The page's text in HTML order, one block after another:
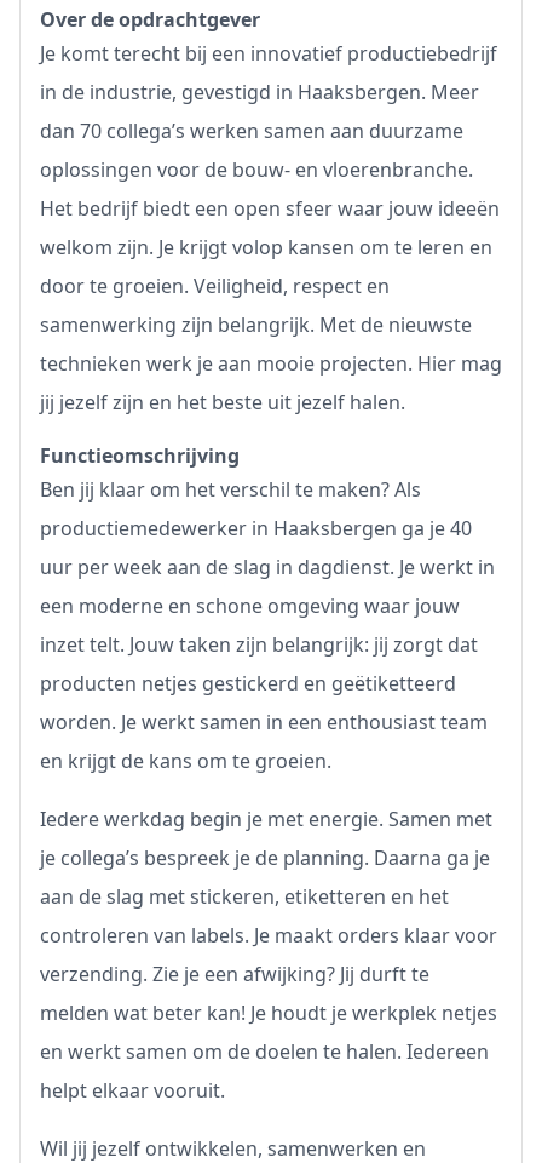
Over de opdrachtgever
Je komt terecht bij een innovatief productiebedrijf
in de industrie, gevestigd in Haaksbergen. Meer
dan 70 collega’s werken samen aan duurzame
oplossingen voor de bouw- en vloerenbranche.
Het bedrijf biedt een open sfeer waar jouw ideeën
welkom zijn. Je krijgt volop kansen om te leren en
door te groeien. Veiligheid, respect en
samenwerking zijn belangrijk. Met de nieuwste
technieken werk je aan mooie projecten. Hier mag
jij jezelf zijn en het beste uit jezelf halen.
Functieomschrijving
Ben jij klaar om het verschil te maken? Als
productiemedewerker in Haaksbergen ga je 40
uur per week aan de slag in dagdienst. Je werkt in
een moderne en schone omgeving waar jouw
inzet telt. Jouw taken zijn belangrijk: jij zorgt dat
producten netjes gestickerd en geëtiketteerd
worden. Je werkt samen in een enthousiast team
en krijgt de kans om te groeien.
Iedere werkdag begin je met energie. Samen met
je collega’s bespreek je de planning. Daarna ga je
aan de slag met stickeren, etiketteren en het
controleren van labels. Je maakt orders klaar voor
verzending. Zie je een afwijking? Jij durft te
melden wat beter kan! Je houdt je werkplek netjes
en werkt samen om de doelen te halen. Iedereen
helpt elkaar vooruit.
Wil jij jezelf ontwikkelen, samenwerken en